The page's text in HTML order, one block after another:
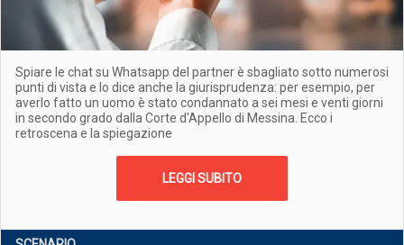
Spiare le chat su Whatsapp del partner è sbagliato sotto numerosi
punti di vista e lo dice anche la giurisprudenza: per esempio, per
averlo fatto un uomo è stato condannato a sei mesi e venti giorni
in secondo grado dalla Corte d'Appello di Messina. Ecco i
retroscena e la spiegazione
LEGGI SUBITO